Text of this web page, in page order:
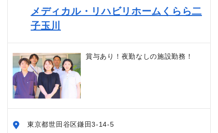
メディカル・リハビリホームくらら二
子玉川
賞与あり！夜勤なしの施設勤務！
東京都世田谷区鎌田3-14-5